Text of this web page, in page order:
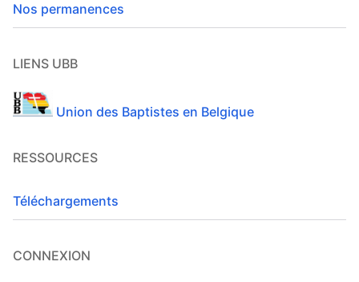
Nos permanences
LIENS UBB
Union des Baptistes en Belgique
RESSOURCES
Téléchargements
CONNEXION